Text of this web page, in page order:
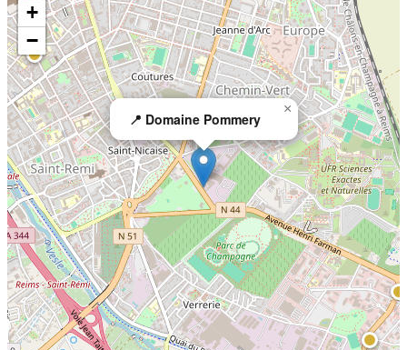
📍 Domaine Pommery
×
+
−